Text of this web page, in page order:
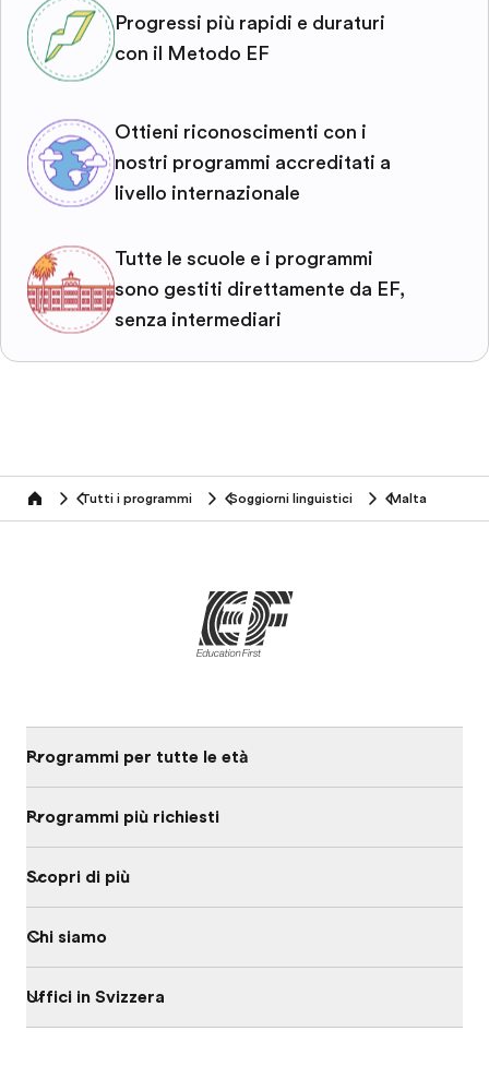
Progressi più rapidi e duraturi
con il Metodo EF
Ottieni riconoscimenti con i
nostri programmi accreditati a
livello internazionale
Tutte le scuole e i programmi
sono gestiti direttamente da EF,
senza intermediari
home Tutti i programmi Soggiorni linguistici Malta
Programmi per tutte le età
Programmi più richiesti
Scopri di più
Chi siamo
Uffici in Svizzera